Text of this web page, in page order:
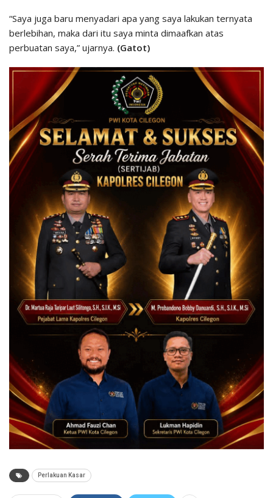
“Saya juga baru menyadari apa yang saya lakukan ternyata
berlebihan, maka dari itu saya minta dimaafkan atas
perbuatan saya,” ujarnya. (Gatot)
Perlakuan Kasar